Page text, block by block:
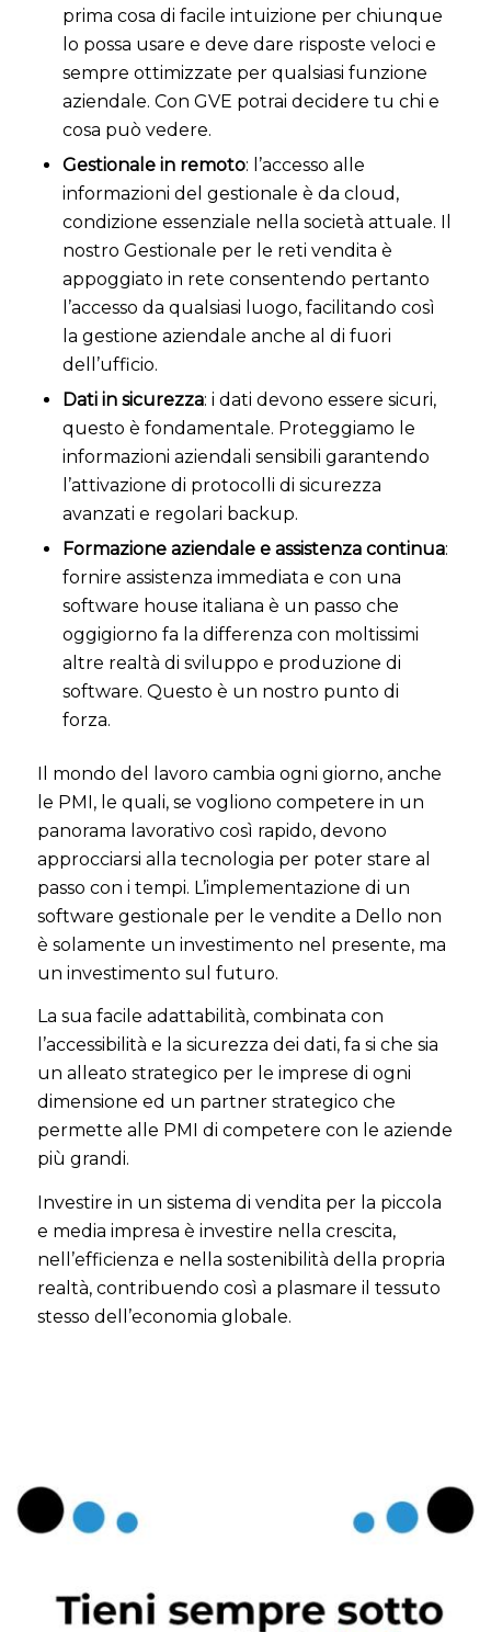
prima cosa di facile intuizione per chiunque
lo possa usare e deve dare risposte veloci e
sempre ottimizzate per qualsiasi funzione
aziendale. Con GVE potrai decidere tu chi e
cosa può vedere.
Gestionale in remoto: l’accesso alle
informazioni del gestionale è da cloud,
condizione essenziale nella società attuale. Il
nostro Gestionale per le reti vendita è
appoggiato in rete consentendo pertanto
l’accesso da qualsiasi luogo, facilitando così
la gestione aziendale anche al di fuori
dell’ufficio.
Dati in sicurezza: i dati devono essere sicuri,
questo è fondamentale. Proteggiamo le
informazioni aziendali sensibili garantendo
l’attivazione di protocolli di sicurezza
avanzati e regolari backup.
Formazione aziendale e assistenza continua:
fornire assistenza immediata e con una
software house italiana è un passo che
oggigiorno fa la differenza con moltissimi
altre realtà di sviluppo e produzione di
software. Questo è un nostro punto di
forza.
Il mondo del lavoro cambia ogni giorno, anche
le PMI, le quali, se vogliono competere in un
panorama lavorativo così rapido, devono
approcciarsi alla tecnologia per poter stare al
passo con i tempi. L’implementazione di un
software gestionale per le vendite a Dello non
è solamente un investimento nel presente, ma
un investimento sul futuro.
La sua facile adattabilità, combinata con
l’accessibilità e la sicurezza dei dati, fa si che sia
un alleato strategico per le imprese di ogni
dimensione ed un partner strategico che
permette alle PMI di competere con le aziende
più grandi.
Investire in un sistema di vendita per la piccola
e media impresa è investire nella crescita,
nell’efficienza e nella sostenibilità della propria
realtà, contribuendo così a plasmare il tessuto
stesso dell’economia globale.